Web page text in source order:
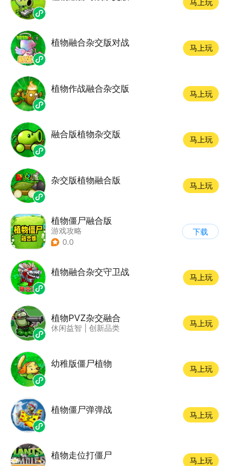
马上玩
植物融合杂交版对战
马上玩
植物作战融合杂交版
马上玩
融合版植物杂交版
马上玩
杂交版植物融合版
马上玩
植物僵尸融合版
游戏攻略
0.0
下载
植物融合杂交守卫战
马上玩
植物PVZ杂交融合
休闲益智 创新品类
马上玩
幼稚版僵尸植物
马上玩
植物僵尸弹弹战
马上玩
植物走位打僵尸
马上玩